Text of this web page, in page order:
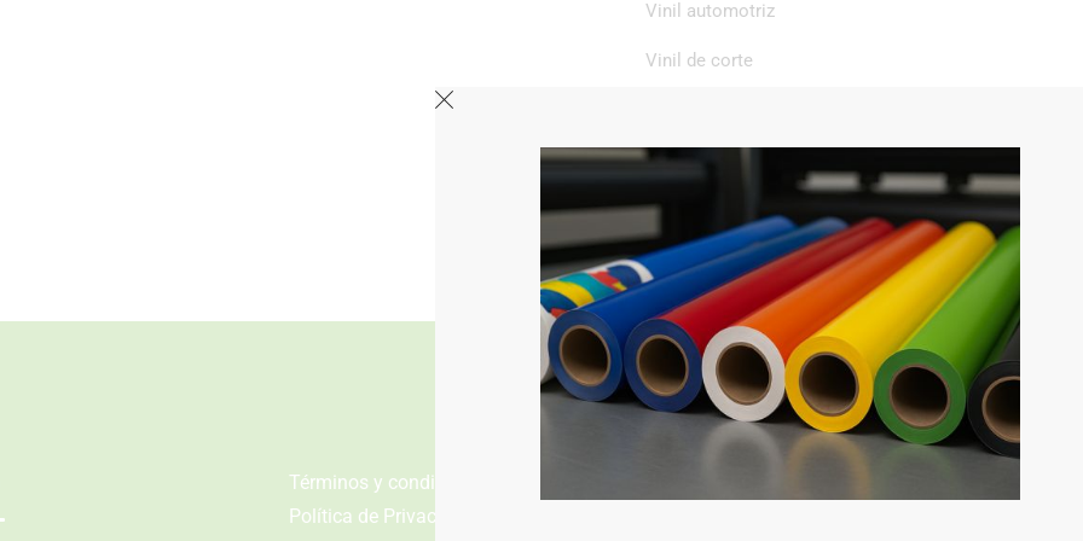
Vinil automotriz
Vinil de corte
Vinil textil
Términos y condiciones
Política de Privacidad